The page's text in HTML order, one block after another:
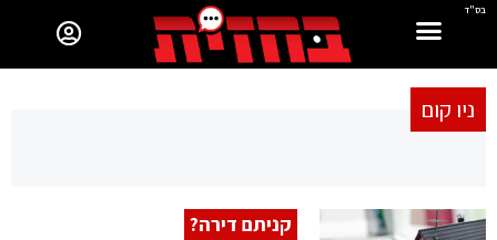
בס"ד
ניו קום
קניתם דירה?